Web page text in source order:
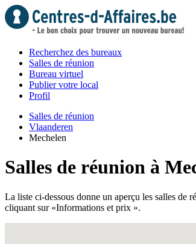
Recherchez des bureaux
Salles de réunion
Bureau virtuel
Publier votre local
Profil
Salles de réunion
Vlaanderen
Mechelen
Salles de réunion à
La liste ci-dessous donne un aperçu les salles de
cliquant sur «Informations et prix ».